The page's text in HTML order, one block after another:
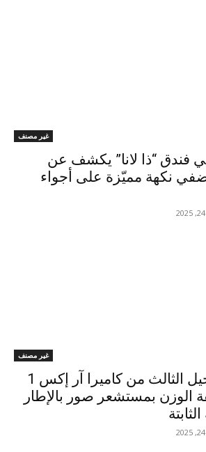
غير مصنف
فندق “ذا لانا” يكشف عن
نكهة مميّزة على أجواء
غير مصنف
سوني تطلق الجيل الثالث من كاميرا آر إكس 1
الوزن بمستشعر صور بالإطار